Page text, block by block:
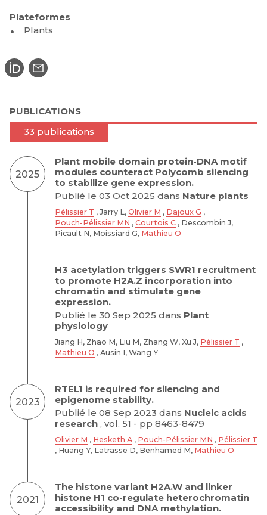
Plateformes
Plants
PUBLICATIONS
33 publications
2025
Plant mobile domain protein-DNA motif
modules counteract Polycomb silencing
to stabilize gene expression.
Publié le 03 Oct 2025 dans Nature plants
Pélissier T , Jarry L, Olivier M , Dajoux G ,
Pouch-Pélissier MN , Courtois C , Descombin J,
Picault N, Moissiard G, Mathieu O
H3 acetylation triggers SWR1 recruitment
to promote H2A.Z incorporation into
chromatin and stimulate gene
expression.
Publié le 30 Sep 2025 dans Plant
physiology
Jiang H, Zhao M, Liu M, Zhang W, Xu J, Pélissier T ,
Mathieu O , Ausin I, Wang Y
2023
RTEL1 is required for silencing and
epigenome stability.
Publié le 08 Sep 2023 dans Nucleic acids
research , vol. 51 - pp 8463-8479
Olivier M , Hesketh A , Pouch-Pélissier MN , Pélissier T
, Huang Y, Latrasse D, Benhamed M, Mathieu O
2021
The histone variant H2A.W and linker
histone H1 co-regulate heterochromatin
accessibility and DNA methylation.